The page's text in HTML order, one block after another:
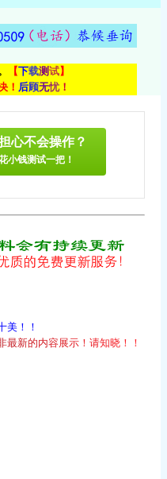
【下载测试】
！ 后顾无忧！
心不会操作？
小钱测试一把！
美！！
最新的内容展示 ！ 请知晓 ！ ！